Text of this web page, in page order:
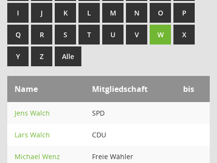
I J K L M N O P
Q R S T U V W X
Y Z Alle
Name Mitgliedschaft bis
Jens Walch SPD
Lars Walch CDU
Michael Wenz Freie Wähler